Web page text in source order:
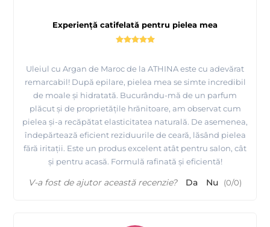
Experiență catifelată pentru pielea mea
Uleiul cu Argan de Maroc de la ATHINA este cu adevărat
remarcabil! După epilare, pielea mea se simte incredibil
de moale și hidratată. Bucurându-mă de un parfum
plăcut și de proprietățile hrănitoare, am observat cum
pielea și-a recăpătat elasticitatea naturală. De asemenea,
îndepărtează eficient reziduurile de ceară, lăsând pielea
fără iritații. Este un produs excelent atât pentru salon, cât
și pentru acasă. Formulă rafinată și eficientă!
V-a fost de ajutor această recenzie? Da Nu (0/0)